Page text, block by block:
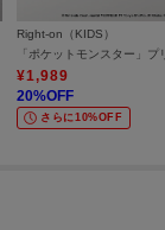
Right-on（KIDS）
¥1,989
20%OFF
さらに10%OFF